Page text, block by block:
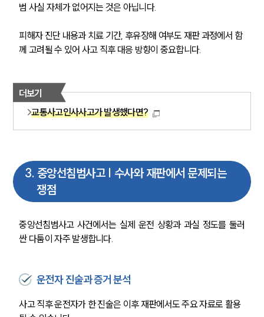
범 사실 자체가 없어지는 것은 아닙니다.
피해자 진단 내용과 치료 기간, 후유장해 여부도 재판 과정에서 함
께 고려될 수 있어 사고 직후 대응 방향이 중요합니다.
더보기
교통사고인사사고가 발생했다면?
3. 중앙선침범사고 | 수사와 재판에서 문제되는
쟁점
중앙선침범사고 사건에서는 실제 운전 상황과 과실 정도를 둘러
싼 다툼이 자주 발생합니다.
운전자 진술과 증거 분석
사고 직후 운전자가 한 진술은 이후 재판에서도 주요 자료로 활용